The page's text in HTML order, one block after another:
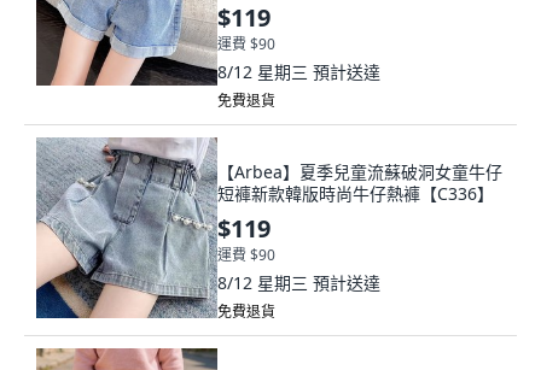
$119
運費 $90
8/12 星期三 預計送達
免費退貨
【Arbea】夏季兒童流蘇破洞女童牛仔
短褲新款韓版時尚牛仔熱褲【C336】
$119
運費 $90
8/12 星期三 預計送達
免費退貨